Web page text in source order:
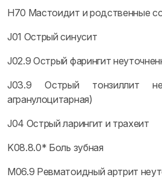
H70 Мастоидит и родственные
J01 Острый синусит
J02.9 Острый фарингит
J03.9 Острый тонзиллит
агранулоцитарная)
J04 Острый ларингит и трахеит
K08.8.0* Боль зубная
M06.9 Ревматоидный артрит